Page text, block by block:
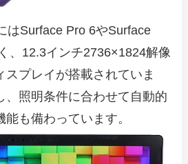
はSurface Pro 6やSurface
、12.3インチ2736×1824解像
スプレイが搭載されていま
、照明条件に合わせて自動的
も備わっています。